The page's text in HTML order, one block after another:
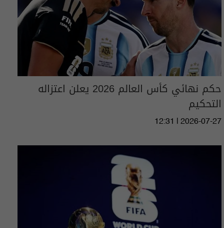
حكم نهائي كأس العالم 2026 يعلن اعتزاله
التحكيم
12:31 | 2026-07-27